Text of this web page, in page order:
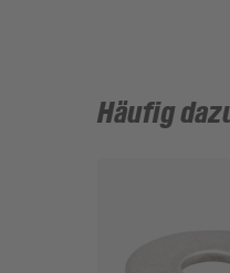
Häufig